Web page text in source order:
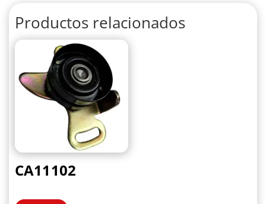
Productos relacionados
CA11102